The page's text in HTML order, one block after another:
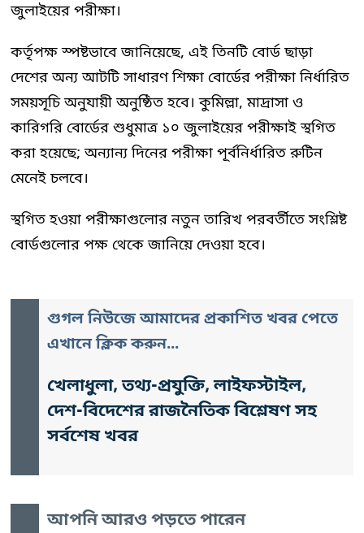
জুলাইয়ের পরীক্ষা।
কর্তৃপক্ষ স্পষ্টভাবে জানিয়েছে, এই তিনটি বোর্ড ছাড়া
দেশের অন্য আটটি সাধারণ শিক্ষা বোর্ডের পরীক্ষা নির্ধারিত
সময়সূচি অনুযায়ী অনুষ্ঠিত হবে। কুমিল্লা, মাদ্রাসা ও
কারিগরি বোর্ডের শুধুমাত্র ১০ জুলাইয়ের পরীক্ষাই স্থগিত
করা হয়েছে; অন্যান্য দিনের পরীক্ষা পূর্বনির্ধারিত রুটিন
মেনেই চলবে।
স্থগিত হওয়া পরীক্ষাগুলোর নতুন তারিখ পরবর্তীতে সংশ্লিষ্ট
বোর্ডগুলোর পক্ষ থেকে জানিয়ে দেওয়া হবে।
গুগল নিউজে আমাদের প্রকাশিত খবর পেতে
এখানে ক্লিক করুন...
খেলাধুলা, তথ্য-প্রযুক্তি, লাইফস্টাইল,
দেশ-বিদেশের রাজনৈতিক বিশ্লেষণ সহ
সর্বশেষ খবর
আপনি আরও পড়তে পারেন